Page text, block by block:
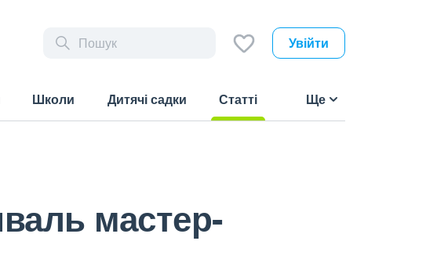
Увійти
Школи Дитячі садки
Статті
Ще
мастер-